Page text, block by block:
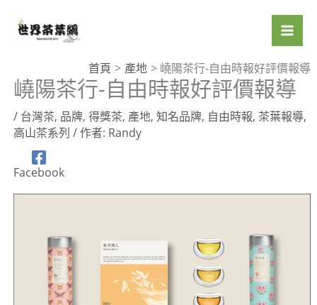
首頁 產地 嶢陽茶行-自由時報好評價報導
嶢陽茶行-自由時報好評價報導
/ 台灣茶, 品牌, 得獎茶, 產地, 知名品牌, 自由時報, 茶葉報導,
高山茶系列 / 作者: Randy
Facebook